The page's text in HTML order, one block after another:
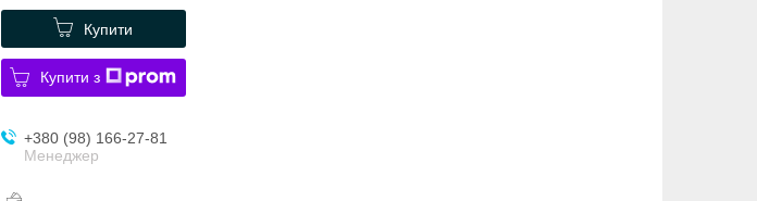
Купити
Купити з
+380 (98) 166-27-81
Менеджер